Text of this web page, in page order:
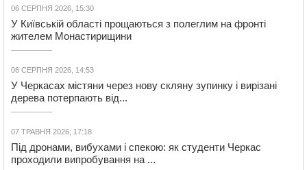
06 СЕРПНЯ 2026, 15:30
У Київській області прощаються з полеглим на фронті
жителем Монастирищини
06 СЕРПНЯ 2026, 14:53
У Черкасах містяни через нову скляну зупинку і вирізані
дерева потерпають від...
07 ТРАВНЯ 2026, 17:18
Під дронами, вибухами і спекою: як студенти Черкас
проходили випробування на ...